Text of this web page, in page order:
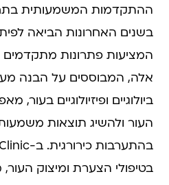
ההתקדמות המשמעותית
בשנים האחרונות הביאה
המציעות פתרונות מתקדמים
אלה, המבוססים על הבנה
ביולוגיים ופיזיולוגיים
העור ולהשיג תוצאות
בטיפולי הצערת ומיצוק